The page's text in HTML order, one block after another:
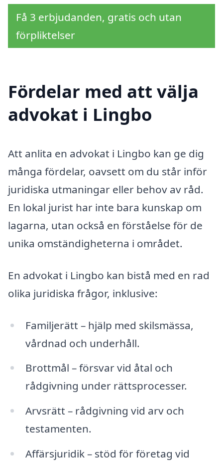
Få 3 erbjudanden, gratis och utan
förpliktelser
Fördelar med att välja
advokat i Lingbo
Att anlita en advokat i Lingbo kan ge dig
många fördelar, oavsett om du står inför
juridiska utmaningar eller behov av råd.
En lokal jurist har inte bara kunskap om
lagarna, utan också en förståelse för de
unika omständigheterna i området.
En advokat i Lingbo kan bistå med en rad
olika juridiska frågor, inklusive:
Familjerätt – hjälp med skilsmässa,
vårdnad och underhåll.
Brottmål – försvar vid åtal och
rådgivning under rättsprocesser.
Arvsrätt – rådgivning vid arv och
testamenten.
Affärsjuridik – stöd för företag vid